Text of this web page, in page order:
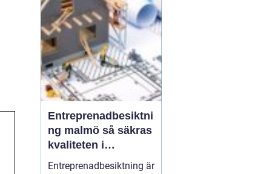
fastighetsägare i
regionen tittar på hur de
kan byta från direktver...
Entreprenadbesiktni
ng malmö så säkras
kvaliteten i
byggprojekt
Entreprenadbesiktning är